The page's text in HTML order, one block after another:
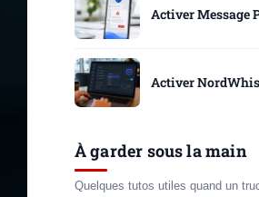
Activer Message
Activer
À garder sous la main
Quelques tutos utiles quand un